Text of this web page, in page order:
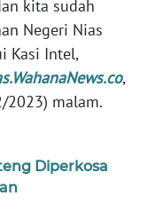
kita sudah
Negeri Nias
Kasi Intel,
,
2023) malam.
Diperkosa